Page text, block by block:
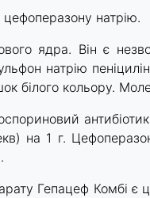
натрію.
ядра. Він є
натрію
білого кольору.
антибіотик
на 1 г.
Гепацеф Комбі